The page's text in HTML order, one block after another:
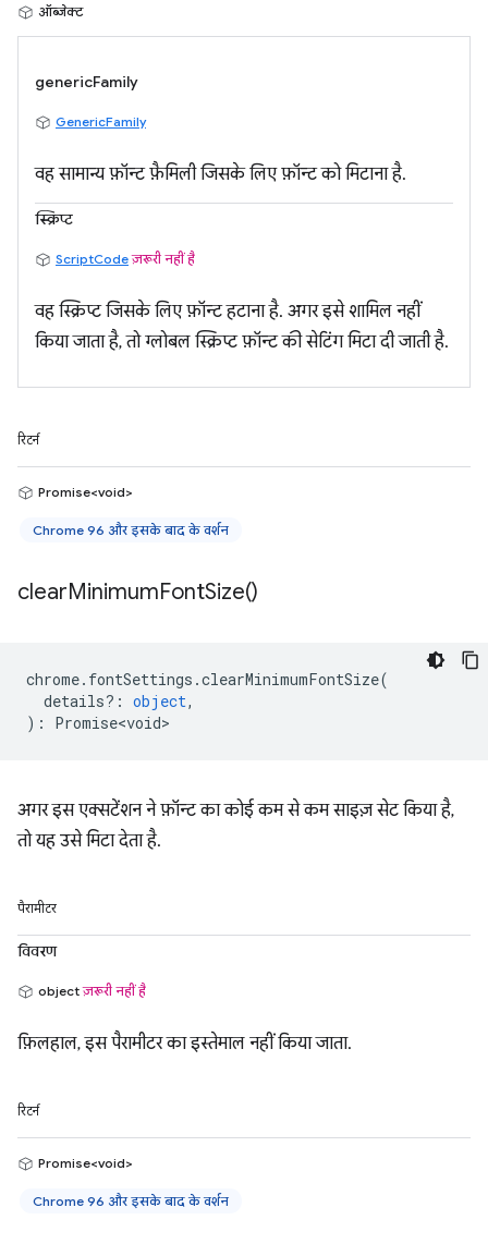
ऑब्जेक्ट
genericFamily
GenericFamily
वह सामान्य फ़ॉन्ट फ़ैमिली जिसके लिए फ़ॉन्ट को मिटाना है.
स्क्रिप्ट
ScriptCode ज़रूरी नहीं है
वह स्क्रिप्ट जिसके लिए फ़ॉन्ट हटाना है. अगर इसे शामिल नहीं
किया जाता है, तो ग्लोबल स्क्रिप्ट फ़ॉन्ट की सेटिंग मिटा दी जाती है.
रिटर्न
Promise<void>
Chrome 96 और इसके बाद के वर्शन
clearMinimumFontSize()
chrome. fontSettings .clearMinimumFontSize(
details? : object,
) : Promise<void>
अगर इस एक्सटेंशन ने फ़ॉन्ट का कोई कम से कम साइज़ सेट किया है,
तो यह उसे मिटा देता है.
पैरामीटर
विवरण
objectज़रूरी नहीं है
फ़िलहाल, इस पैरामीटर का इस्तेमाल नहीं किया जाता.
रिटर्न
Promise<void>
Chrome 96 और इसके बाद के वर्शन